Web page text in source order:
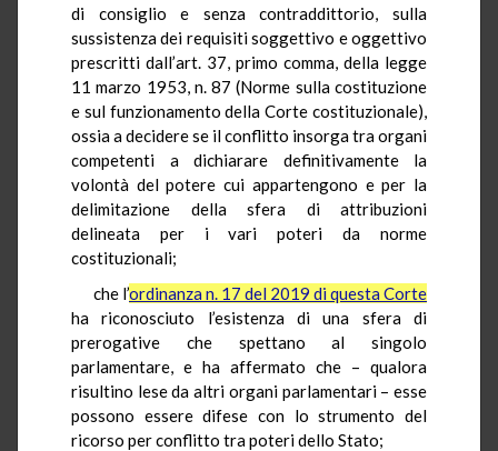
di consiglio e senza contraddittorio, sulla
sussistenza dei requisiti soggettivo e oggettivo
prescritti dall’art. 37, primo comma, della legge
11 marzo 1953, n. 87 (Norme sulla costituzione
e sul funzionamento della Corte costituzionale),
ossia a decidere se il conflitto insorga tra organi
competenti a dichiarare definitivamente la
volontà del potere cui appartengono e per la
delimitazione della sfera di attribuzioni
delineata per i vari poteri da norme
costituzionali;
che l’ordinanza n. 17 del 2019 di questa Corte
ha riconosciuto l’esistenza di una sfera di
prerogative che spettano al singolo
parlamentare, e ha affermato che – qualora
risultino lese da altri organi parlamentari – esse
possono essere difese con lo strumento del
ricorso per conflitto tra poteri dello Stato;